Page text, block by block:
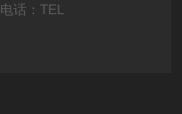
电话：TEL